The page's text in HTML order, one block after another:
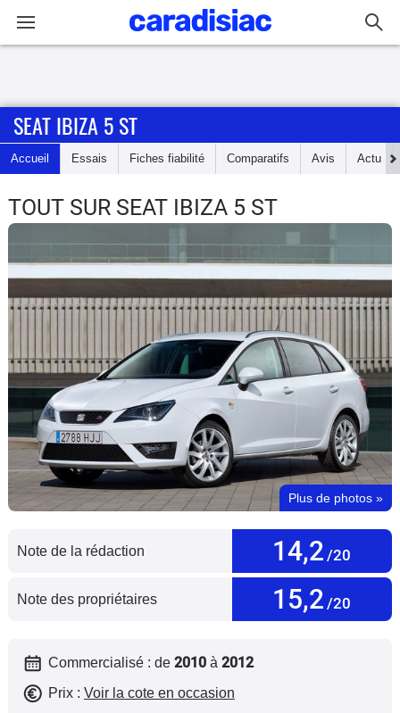
Accueil
Actu
Essais
Guide
d'achat
Utilitaires
Flottes
Auto
Services
SEAT IBIZA 5 ST
Accueil Essais Fiches fiabilité Comparatifs Avis Actu
TOUT SUR SEAT IBIZA 5 ST
Plus de photos »
Note de la rédaction 14,2 /20
Note des propriétaires 15,2 /20
Commercialisé : de 2010 à 2012
Prix : Voir la cote en occasion